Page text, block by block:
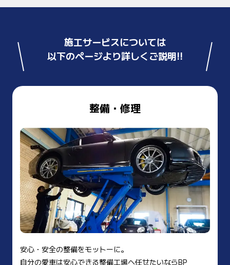
施工サービスについては
以下のページより詳しくご説明!!
整備・修理
安心・安全の整備をモットーに。
自分の愛車は安心できる整備工場へ任せたいならBP